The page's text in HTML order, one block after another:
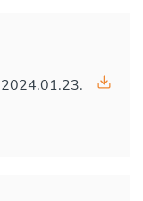
2024.01.23.